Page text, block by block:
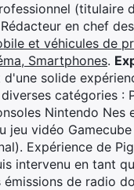
(titulaire
en chef
et véhicules de
Smartphones.
d'une solide
catégories :
Nintendo
jeu vidéo
Expérience de
intervenu en tant
émissions de radio